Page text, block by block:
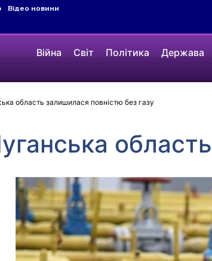
Відео новини
Війна Світ Політика Держава
область залишилася повністю без газу